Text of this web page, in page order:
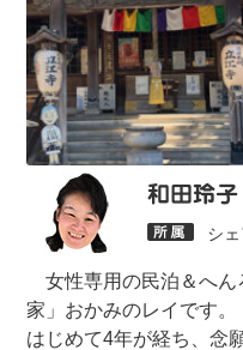
和田玲子
シ
女性専用の民泊＆へん
家」おかみのレイです
はじめて4年が経ち、念